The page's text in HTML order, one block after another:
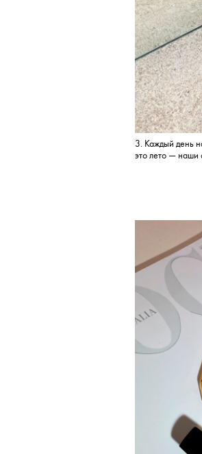
3. Каждый день
это лето — наши